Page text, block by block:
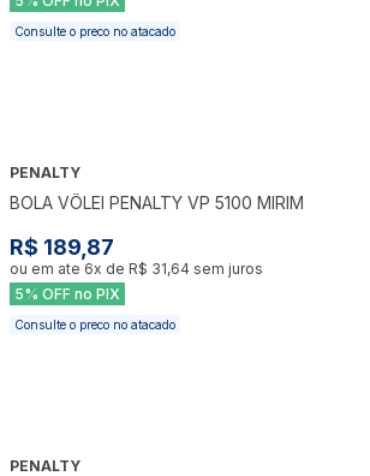
Consulte o preco no atacado
PENALTY
BOLA VÔLEI PENALTY VP 5100 MIRIM
R$ 189,87
ou em ate 6x de R$ 31,64 sem juros
5% OFF no PIX
Consulte o preco no atacado
PENALTY